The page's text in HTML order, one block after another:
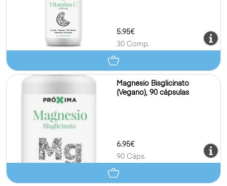
5.95€
30 Comp.
Magnesio Bisglicinato
(Vegano), 90 cápsulas
6.95€
90 Cáps.